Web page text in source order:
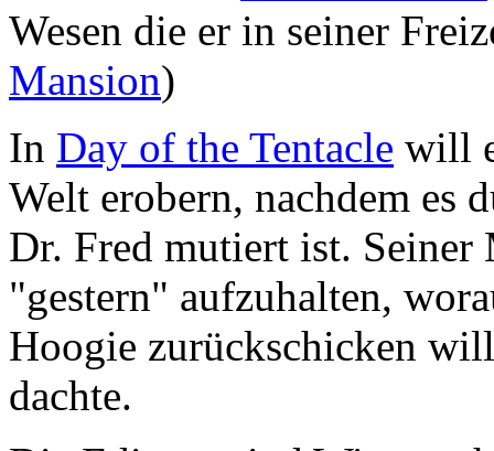
Wesen die er in seiner
Mansion)
In Day of the Tentacle will
Welt erobern, nachdem es
Dr. Fred mutiert ist.
"gestern" aufzuhalten,
Hoogie zurückschicken
dachte.